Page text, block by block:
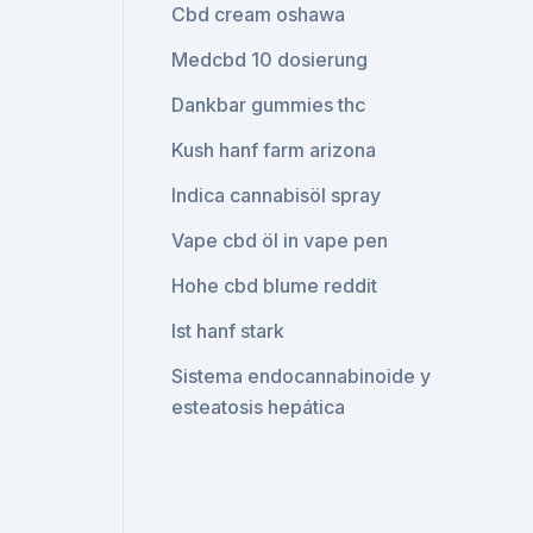
Cbd cream oshawa
Medcbd 10 dosierung
Dankbar gummies thc
Kush hanf farm arizona
Indica cannabisöl spray
Vape cbd öl in vape pen
Hohe cbd blume reddit
Ist hanf stark
Sistema endocannabinoide y
esteatosis hepática